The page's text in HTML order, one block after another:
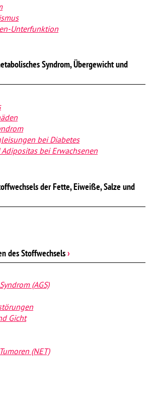
Unterfunktion
Syndrom, Übergewicht und
bei Diabetes
bei Erwachsenen
der Fette, Eiweiße, Salze und
des Stoffwechsels›
(AGS)
Gicht
(NET)